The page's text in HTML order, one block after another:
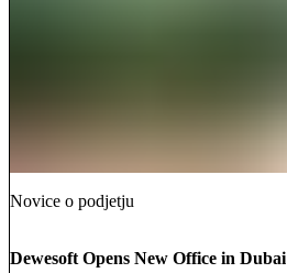
Novice o podjetju
Dewesoft Opens New Office in Dubai